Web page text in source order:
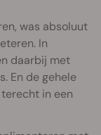
was absoluut
In
daarbij met
En de gehele
in een